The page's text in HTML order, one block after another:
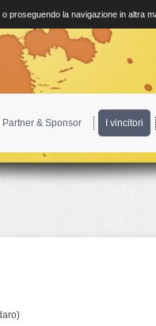
Partner & Sponsor I vincitori
la navigazione in altra